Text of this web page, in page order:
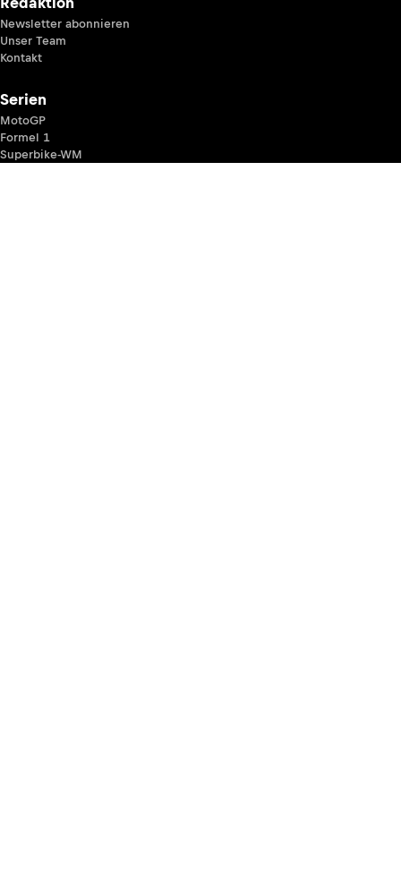
Newsletter abonnieren
Unser Team
Kontakt
Serien
MotoGP
Formel 1
Superbike-WM